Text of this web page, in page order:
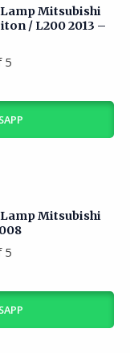
Mitsubishi
/ L200 2013 –
5
Mitsubishi
5